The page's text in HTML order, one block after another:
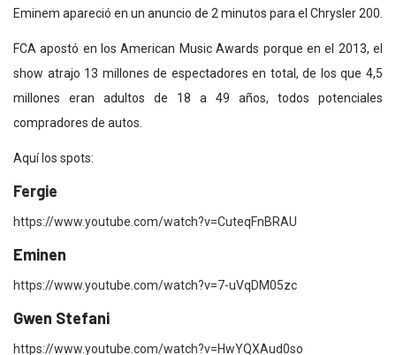
Eminem apareció en un anuncio de 2 minutos para el Chrysler 200.
FCA apostó en los American Music Awards porque en el 2013, el
show atrajo 13 millones de espectadores en total, de los que 4,5
millones eran adultos de 18 a 49 años, todos potenciales
compradores de autos.
Aquí los spots:
Fergie
https://www.youtube.com/watch?v=CuteqFnBRAU
Eminen
https://www.youtube.com/watch?v=7-uVqDM05zc
Gwen Stefani
https://www.youtube.com/watch?v=HwYQXAud0so